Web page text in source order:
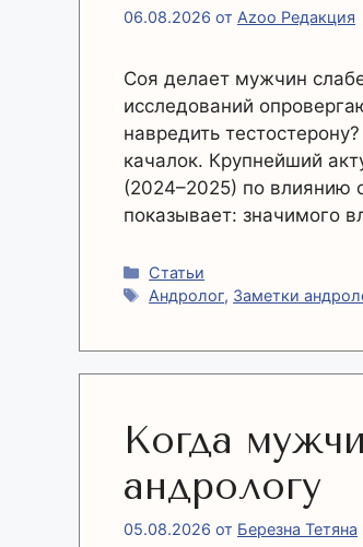
06.08.2026 от Azoo Редакция
Соя делает мужчин
исследований
навредить
качалок. Крупнейший
(2024–2025) по влиянию
показывает: значимого
Рубрики
Статьи
Метки
Андролог, Заметки
Когда
андрологу
05.08.2026 от Березна Тетяна